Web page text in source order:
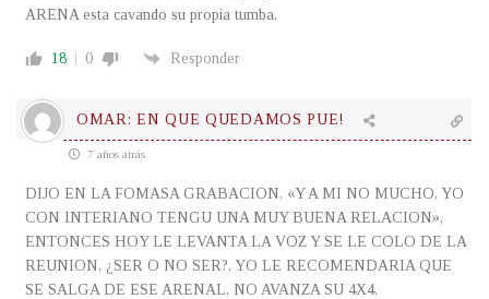
ARENA esta cavando su propia tumba.
18 0 Responder
OMAR: EN QUE QUEDAMOS PUE!
7 años atrás
DIJO EN LA FOMASA GRABACION, «Y A MI NO MUCHO, YO
CON INTERIANO TENGU UNA MUY BUENA RELACION»,
ENTONCES HOY LE LEVANTA LA VOZ Y SE LE COLO DE LA
REUNION, ¿SER O NO SER?, YO LE RECOMENDARIA QUE
SE SALGA DE ESE ARENAL, NO AVANZA SU 4X4.